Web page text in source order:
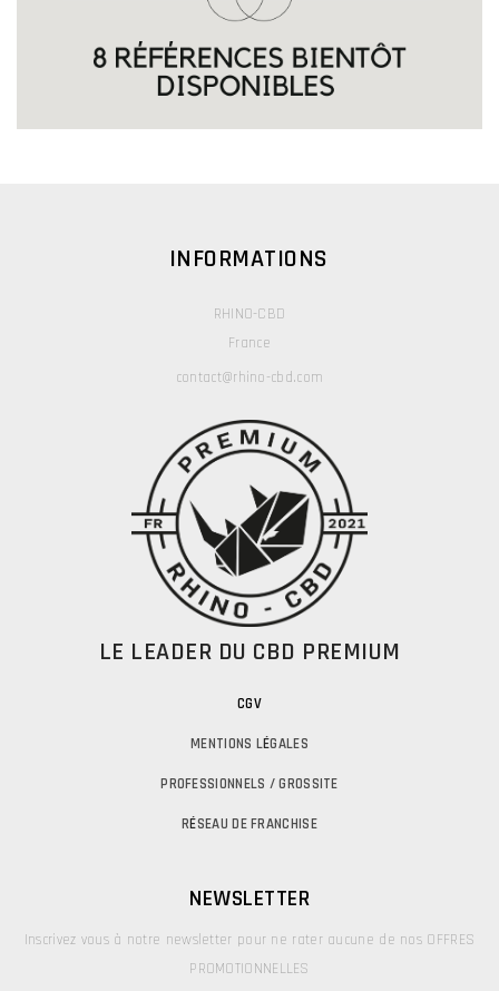
INFORMATIONS
RHINO-CBD
France
contact@rhino-cbd.com
LE LEADER DU CBD PREMIUM
CGV
MENTIONS LÉGALES
PROFESSIONNELS / GROSSITE
RÉSEAU DE FRANCHISE
NEWSLETTER
Inscrivez vous à notre newsletter pour ne rater aucune de nos OFFRES
PROMOTIONNELLES